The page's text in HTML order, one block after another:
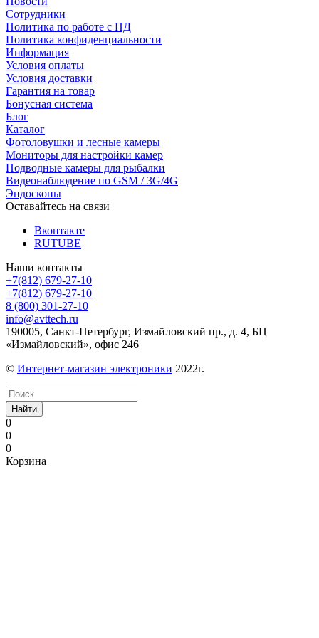
Сотрудники
Политика по работе с ПД
Политика конфиденциальности
Информация
Условия оплаты
Условия доставки
Гарантия на товар
Бонусная система
Блог
Каталог
Фотоловушки и лесные камеры
Мониторы для настройки камер
Подводные камеры для рыбалки
Видеонаблюдение по GSM / 3G/4G
Эндоскопы
Оставайтесь на связи
Вконтакте
RUTUBE
Наши контакты
+7(812) 679-27-10
+7(812) 679-27-10
8 (800) 301-27-10
info@avttech.ru
190005, Санкт-Петербург, Измайловский пр., д. 4, БЦ
«Измайловский», офис 246
© Интернет-магазин электроники 2022г.
Найти
0
0
0
Корзина